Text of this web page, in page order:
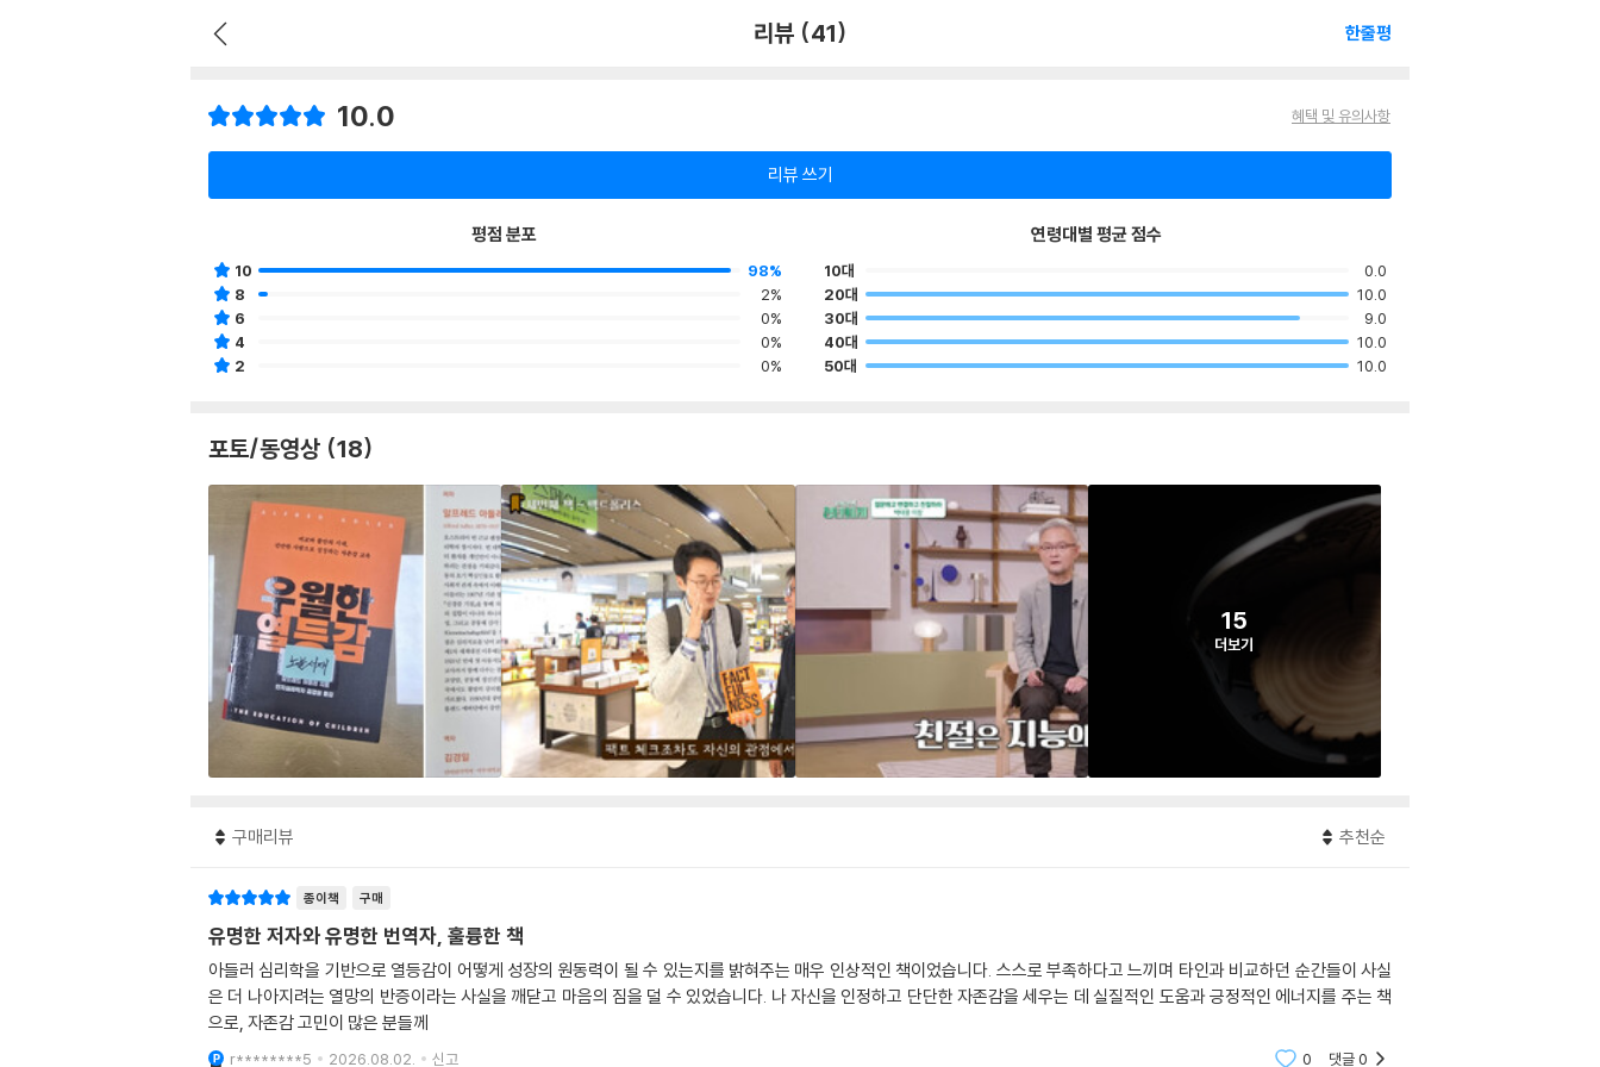
리뷰 (41) 한줄평
10.0 혜택 및 유의사항
리뷰 쓰기
평점 분포
10
98%
8
2%
6
0%
4
0%
2
0%
연령대별 평균 점수
10대
0.0
20대
10.0
30대
9.0
40대
10.0
50대
10.0
포토/동영상 (18)
15
더보기
구매리뷰 추천순
종이책 구매
유명한 저자와 유명한 번역자, 훌륭한 책
아들러 심리학을 기반으로 열등감이 어떻게 성장의 원동력이 될 수 있는지를 밝혀주는 매우 인상적인 책이었습니다. 스스로 부족하다고 느끼며 타인과 비교하던 순간들이 사실
은 더 나아지려는 열망의 반증이라는 사실을 깨닫고 마음의 짐을 덜 수 있었습니다. 나 자신을 인정하고 단단한 자존감을 세우는 데 실질적인 도움과 긍정적인 에너지를 주는 책
으로, 자존감 고민이 많은 분들께
r********5 2026.08.02. 신고 0 댓글0